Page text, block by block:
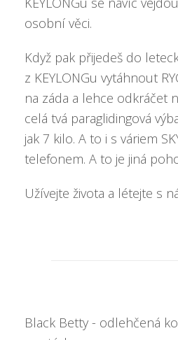
osobní věci.
Když pak přijedeš do
z KEYLONGu vytáhnout
na záda a lehce odkráčet
celá tvá paraglidingová
jak 7 kilo. A to i s váriem
telefonem. A to je jiná
Užívejte života a létejte s
Black Betty - odlehčená